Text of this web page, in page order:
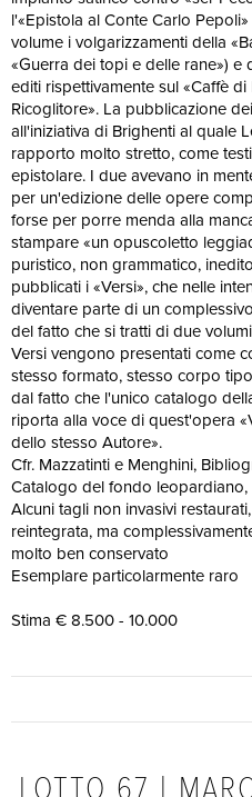
l'«Epistola al Conte Carlo
volume i volgarizzamenti della
«Guerra dei topi e delle rane») e
editi rispettivamente sul «Caffè
Ricoglitore». La pubblicazione
all'iniziativa di Brighenti al quale
rapporto molto stretto, come
epistolare. I due avevano in
per un'edizione delle opere
forse per porre menda alla
stampare «un opuscoletto
puristico, non grammatico,
pubblicati i «Versi», che nelle
diventare parte di un
del fatto che si tratti di due
Versi vengono presentati come
stesso formato, stesso corpo
dal fatto che l'unico catalogo
riporta alla voce di quest'opera
dello stesso Autore».
Cfr. Mazzatinti e Menghini,
Catalogo del fondo leopardiano,
Alcuni tagli non invasivi
reintegrata, ma
molto ben conservato
Esemplare particolarmente raro
Stima € 8.500 - 10.000
LOTTO 67 |